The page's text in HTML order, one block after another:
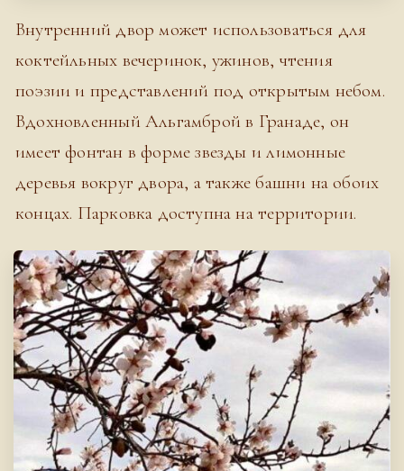
Внутренний двор может использоваться для
коктейльных вечеринок, ужинов, чтения
поэзии и представлений под открытым небом.
Вдохновленный Альгамброй в Гранаде, он
имеет фонтан в форме звезды и лимонные
деревья вокруг двора, а также башни на обоих
концах. Парковка доступна на территории.